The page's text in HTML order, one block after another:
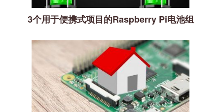
3个用于便携式项目的Raspberry Pi电池组